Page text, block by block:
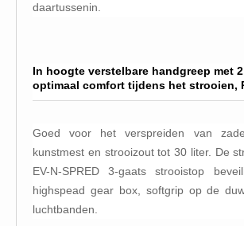
Zoutopslagkisten (10)
daartussenin.
In hoogte verstelbare handgreep met
optimaal comfort tijdens het strooien,
Goed voor het verspreiden van
kunstmest en strooizout tot 30 liter. De
EV-N-SPRED 3-gaats strooistop
highspead gear box, softgrip op de
luchtbanden.